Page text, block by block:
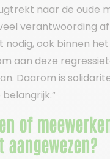
naar de oude
verantwoording
nodig, ook binnen het
aan deze
Daarom is
of
aangewezen?